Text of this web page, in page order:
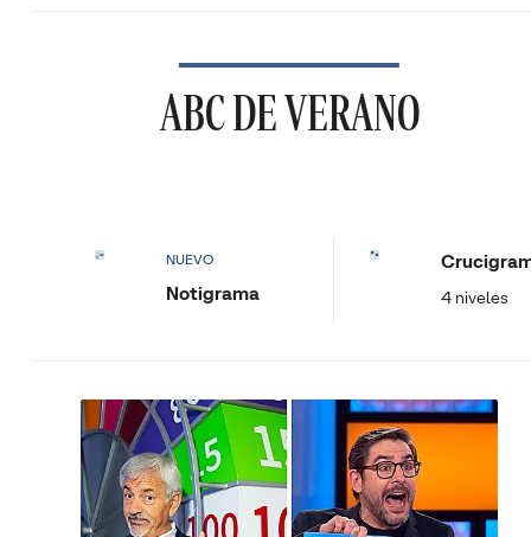
ABC DE VERANO
NUEVO
Notigrama 4 niveles